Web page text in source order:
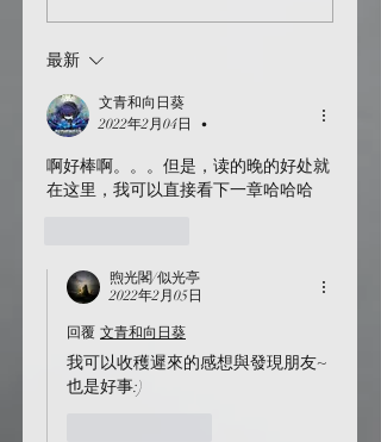
最新
文青和向日葵
2022年2月04日
•
啊好棒啊。。。但是，读的晚的好处就
在这里，我可以直接看下一章哈哈哈
煦光閣/似光亭
2022年2月05日
回覆 文青和向日葵
我可以收穫遲來的感想與發現朋友~
也是好事:)